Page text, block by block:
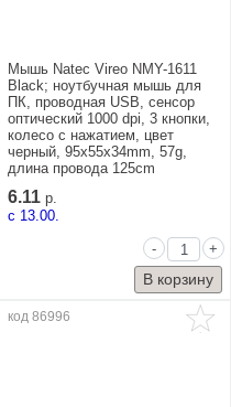
Мышь Natec Vireo NMY-1611
Black; ноутбучная мышь для
ПК, проводная USB, сенсор
оптический 1000 dpi, 3 кнопки,
колесо с нажатием, цвет
черный, 95x55x34mm, 57g,
длина провода 125cm
6.11 р.
c 13.00.
-
+
код 86996